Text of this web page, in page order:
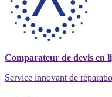
Comparateur de devis en
Service innovant de